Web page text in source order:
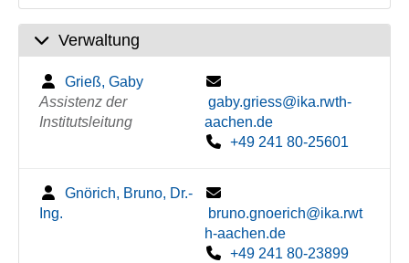
Verwaltung
Grieß, Gaby
Assistenz der
Institutsleitung
gaby.griess@ika.rwth-
aachen.de
+49 241 80-25601
Gnörich, Bruno, Dr.-
Ing.
bruno.gnoerich@ika.rwt
h-aachen.de
+49 241 80-23899